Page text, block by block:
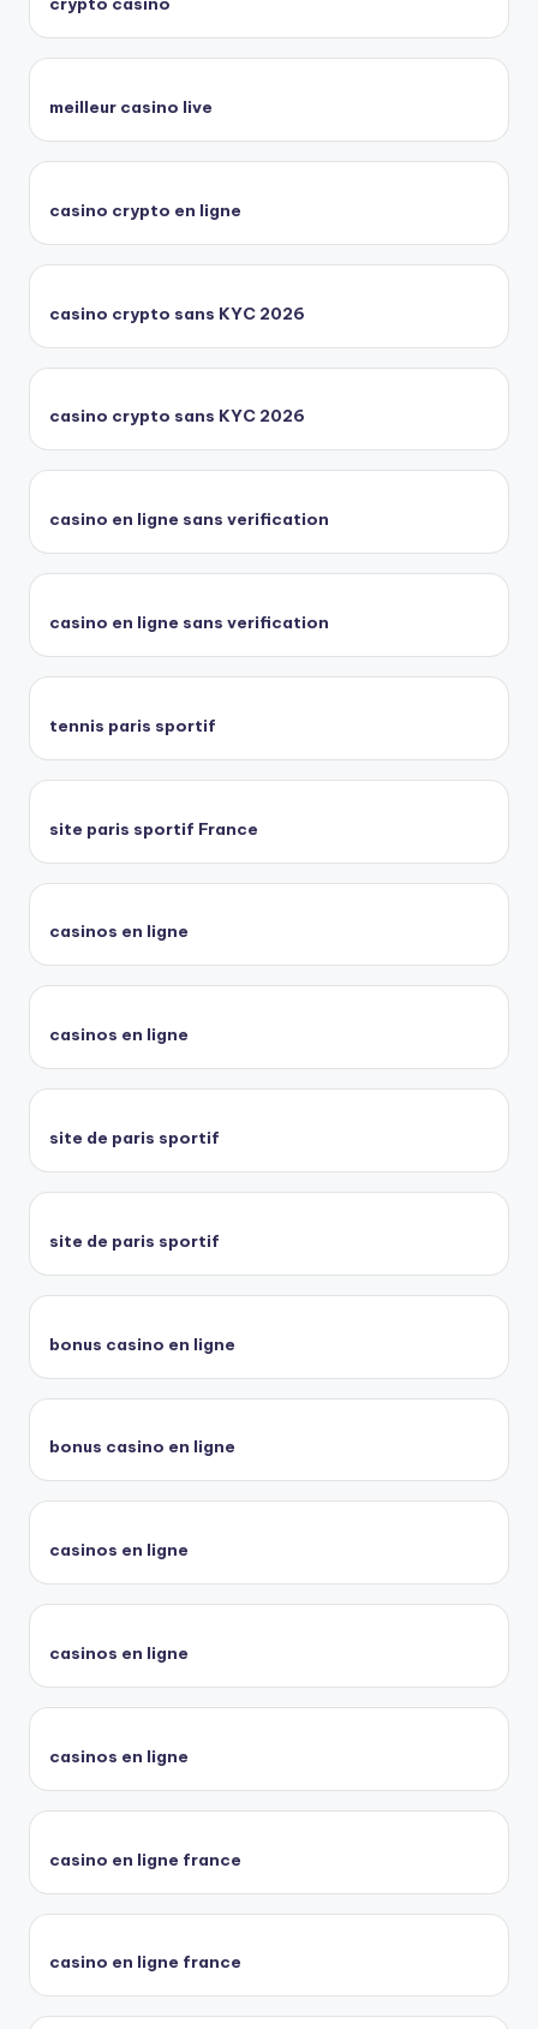
meilleur casino live
casino crypto en ligne
casino crypto sans KYC 2026
casino crypto sans KYC 2026
casino en ligne sans verification
casino en ligne sans verification
tennis paris sportif
site paris sportif France
casinos en ligne
casinos en ligne
site de paris sportif
site de paris sportif
bonus casino en ligne
bonus casino en ligne
casinos en ligne
casinos en ligne
casinos en ligne
casino en ligne france
casino en ligne france